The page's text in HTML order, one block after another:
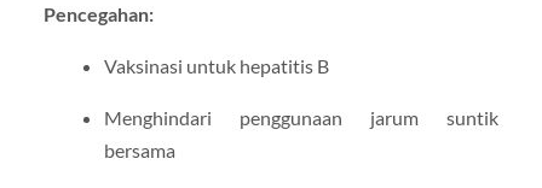
Pencegahan:
Vaksinasi untuk hepatitis B
Menghindari penggunaan jarum suntik
bersama